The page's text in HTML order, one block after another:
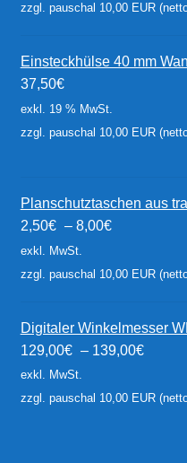
zzgl. pauschal 10,00 EUR
Einsteckhülse 40 mm
37,50€
exkl. 19 % MwSt.
zzgl. pauschal 10,00 EUR
Planschutztaschen aus
2,50€ – 8,00€
exkl. MwSt.
zzgl. pauschal 10,00 EUR
Digitaler Winkelmesser
129,00€ – 139,00€
exkl. MwSt.
zzgl. pauschal 10,00 EUR